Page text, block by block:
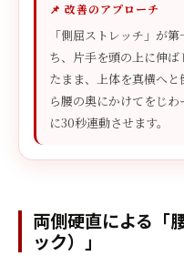
📌 改善のアプローチ
「側屈ストレッチ」が
ち、片手を頭の上に伸
たまま、上体を真横へ
ら腰の奥にかけてをじ
に30秒連動させます。
両側硬直による「
ック）」